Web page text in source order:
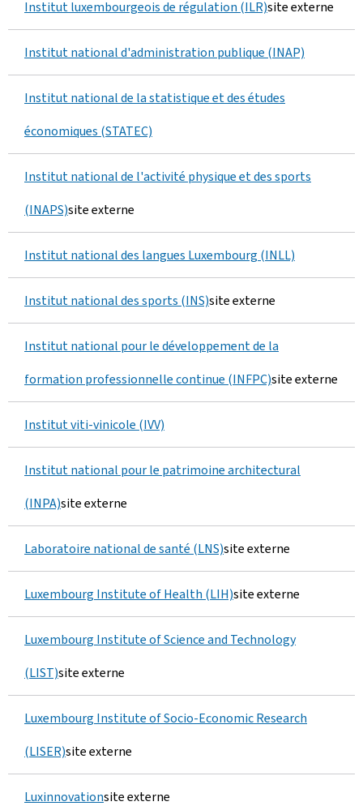
Institut luxembourgeois de régulation (ILR)site externe
Institut national d'administration publique (INAP)
Institut national de la statistique et des études
économiques (STATEC)
Institut national de l'activité physique et des sports
(INAPS)site externe
Institut national des langues Luxembourg (INLL)
Institut national des sports (INS)site externe
Institut national pour le développement de la
formation professionnelle continue (INFPC)site externe
Institut viti‑vinicole (IVV)
Institut national pour le patrimoine architectural
(INPA)site externe
Laboratoire national de santé (LNS)site externe
Luxembourg Institute of Health (LIH)site externe
Luxembourg Institute of Science and Technology
(LIST)site externe
Luxembourg Institute of Socio-Economic Research
(LISER)site externe
Luxinnovationsite externe